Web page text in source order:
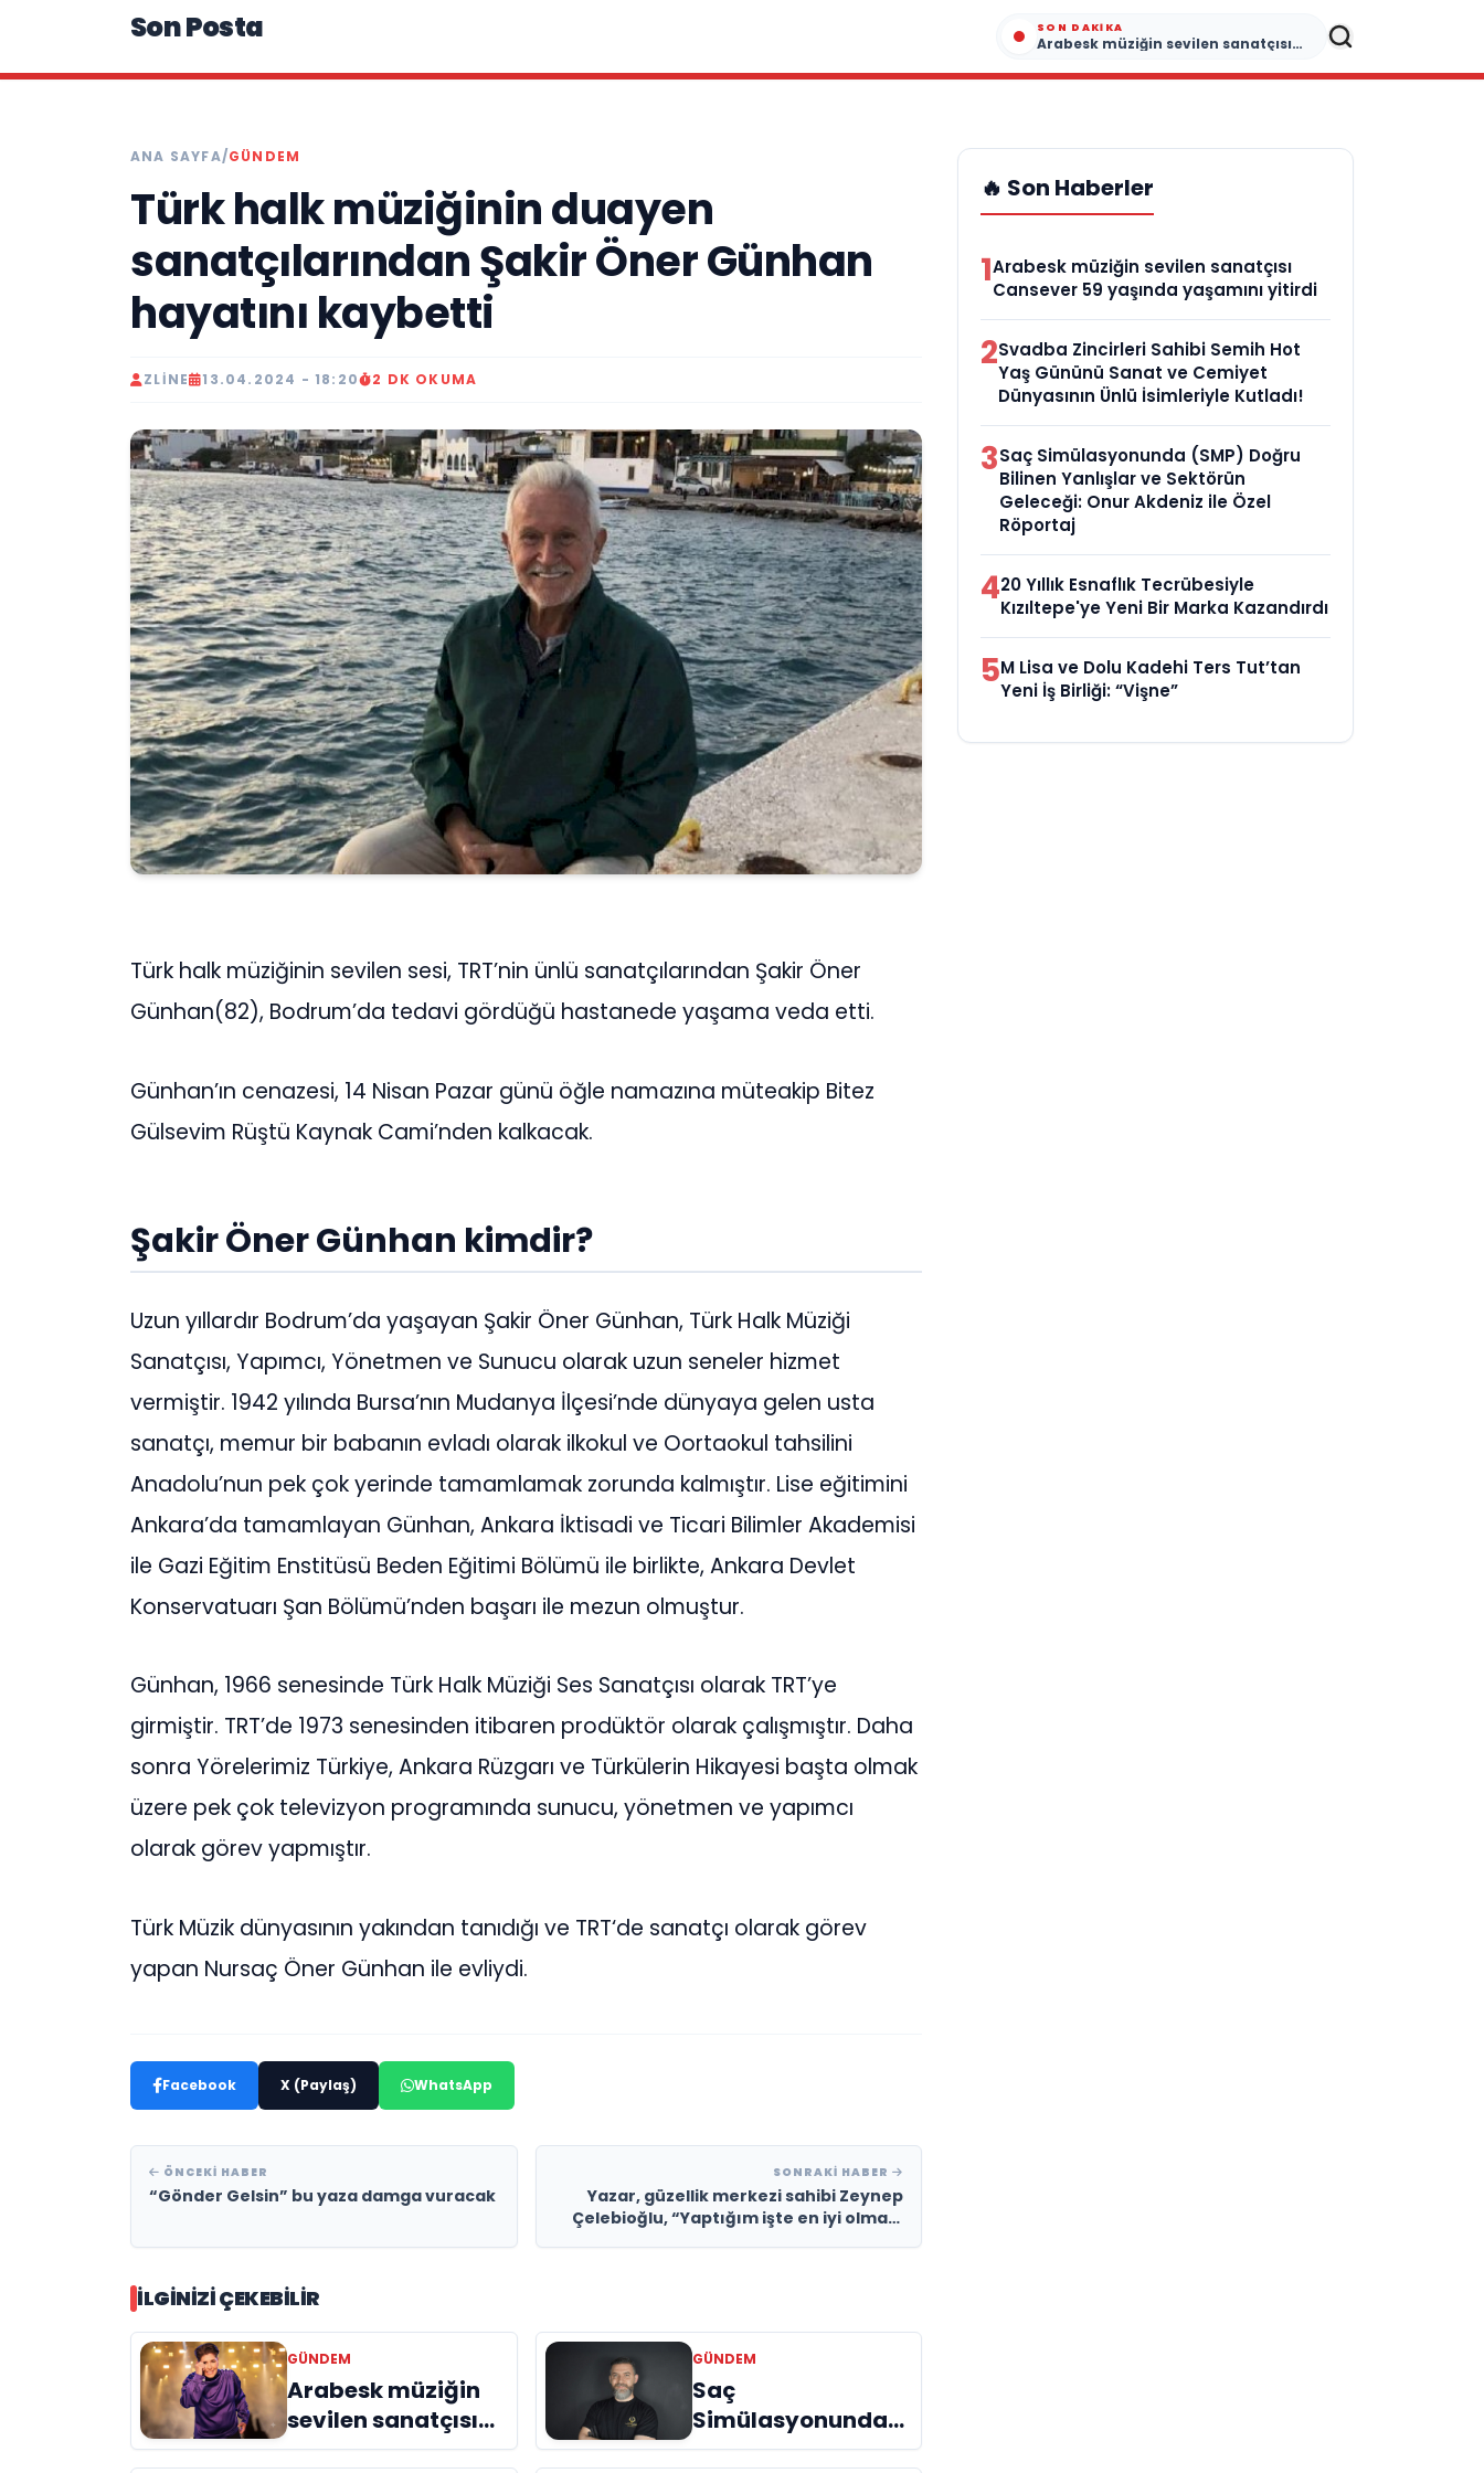
Son Posta SON DAKIKA
Arabesk müziğin sevilen sanatçısı Cansever 59 yaşında yaşamını yitirdi
ANA SAYFA/GÜNDEM
Türk halk müziğinin duayen
sanatçılarından Şakir Öner Günhan
hayatını kaybetti
ZLINE 13.04.2024 - 18:20 2 DK OKUMA
Türk halk müziğinin sevilen sesi, TRT’nin ünlü sanatçılarından Şakir Öner
Günhan(82), Bodrum’da tedavi gördüğü hastanede yaşama veda etti.
Günhan’ın cenazesi, 14 Nisan Pazar günü öğle namazına müteakip Bitez
Gülsevim Rüştü Kaynak Cami’nden kalkacak.
Şakir Öner Günhan kimdir?
Uzun yıllardır Bodrum’da yaşayan Şakir Öner Günhan, Türk Halk Müziği
Sanatçısı, Yapımcı, Yönetmen ve Sunucu olarak uzun seneler hizmet
vermiştir. 1942 yılında Bursa’nın Mudanya İlçesi’nde dünyaya gelen usta
sanatçı, memur bir babanın evladı olarak ilkokul ve Oortaokul tahsilini
Anadolu’nun pek çok yerinde tamamlamak zorunda kalmıştır. Lise eğitimini
Ankara’da tamamlayan Günhan, Ankara İktisadi ve Ticari Bilimler Akademisi
ile Gazi Eğitim Enstitüsü Beden Eğitimi Bölümü ile birlikte, Ankara Devlet
Konservatuarı Şan Bölümü’nden başarı ile mezun olmuştur.
Günhan, 1966 senesinde Türk Halk Müziği Ses Sanatçısı olarak TRT’ye
girmiştir. TRT’de 1973 senesinden itibaren prodüktör olarak çalışmıştır. Daha
sonra Yörelerimiz Türkiye, Ankara Rüzgarı ve Türkülerin Hikayesi başta olmak
üzere pek çok televizyon programında sunucu, yönetmen ve yapımcı
olarak görev yapmıştır.
Türk Müzik dünyasının yakından tanıdığı ve TRT‘de sanatçı olarak görev
yapan Nursaç Öner Günhan ile evliydi.
Facebook X (Paylaş) WhatsApp
ÖNCEKI HABER
“Gönder Gelsin” bu yaza damga vuracak
SONRAKI HABER
Yazar, güzellik merkezi sahibi Zeynep
Çelebioğlu, “Yaptığım işte en iyi olmayı
İLGINIZI ÇEKEBILIR
GÜNDEM
Arabesk müziğin
sevilen sanatçısı
Cansever 59
GÜNDEM
Saç
Simülasyonunda
(SMP) Doğru
🔥 Son Haberler
1Arabesk müziğin sevilen sanatçısı
Cansever 59 yaşında yaşamını yitirdi
2Svadba Zincirleri Sahibi Semih Hot
Yaş Gününü Sanat ve Cemiyet
Dünyasının Ünlü İsimleriyle Kutladı!
3Saç Simülasyonunda (SMP) Doğru
Bilinen Yanlışlar ve Sektörün
Geleceği: Onur Akdeniz ile Özel
Röportaj
420 Yıllık Esnaflık Tecrübesiyle
Kızıltepe'ye Yeni Bir Marka Kazandırdı
5M Lisa ve Dolu Kadehi Ters Tut’tan
Yeni İş Birliği: “Vişne”